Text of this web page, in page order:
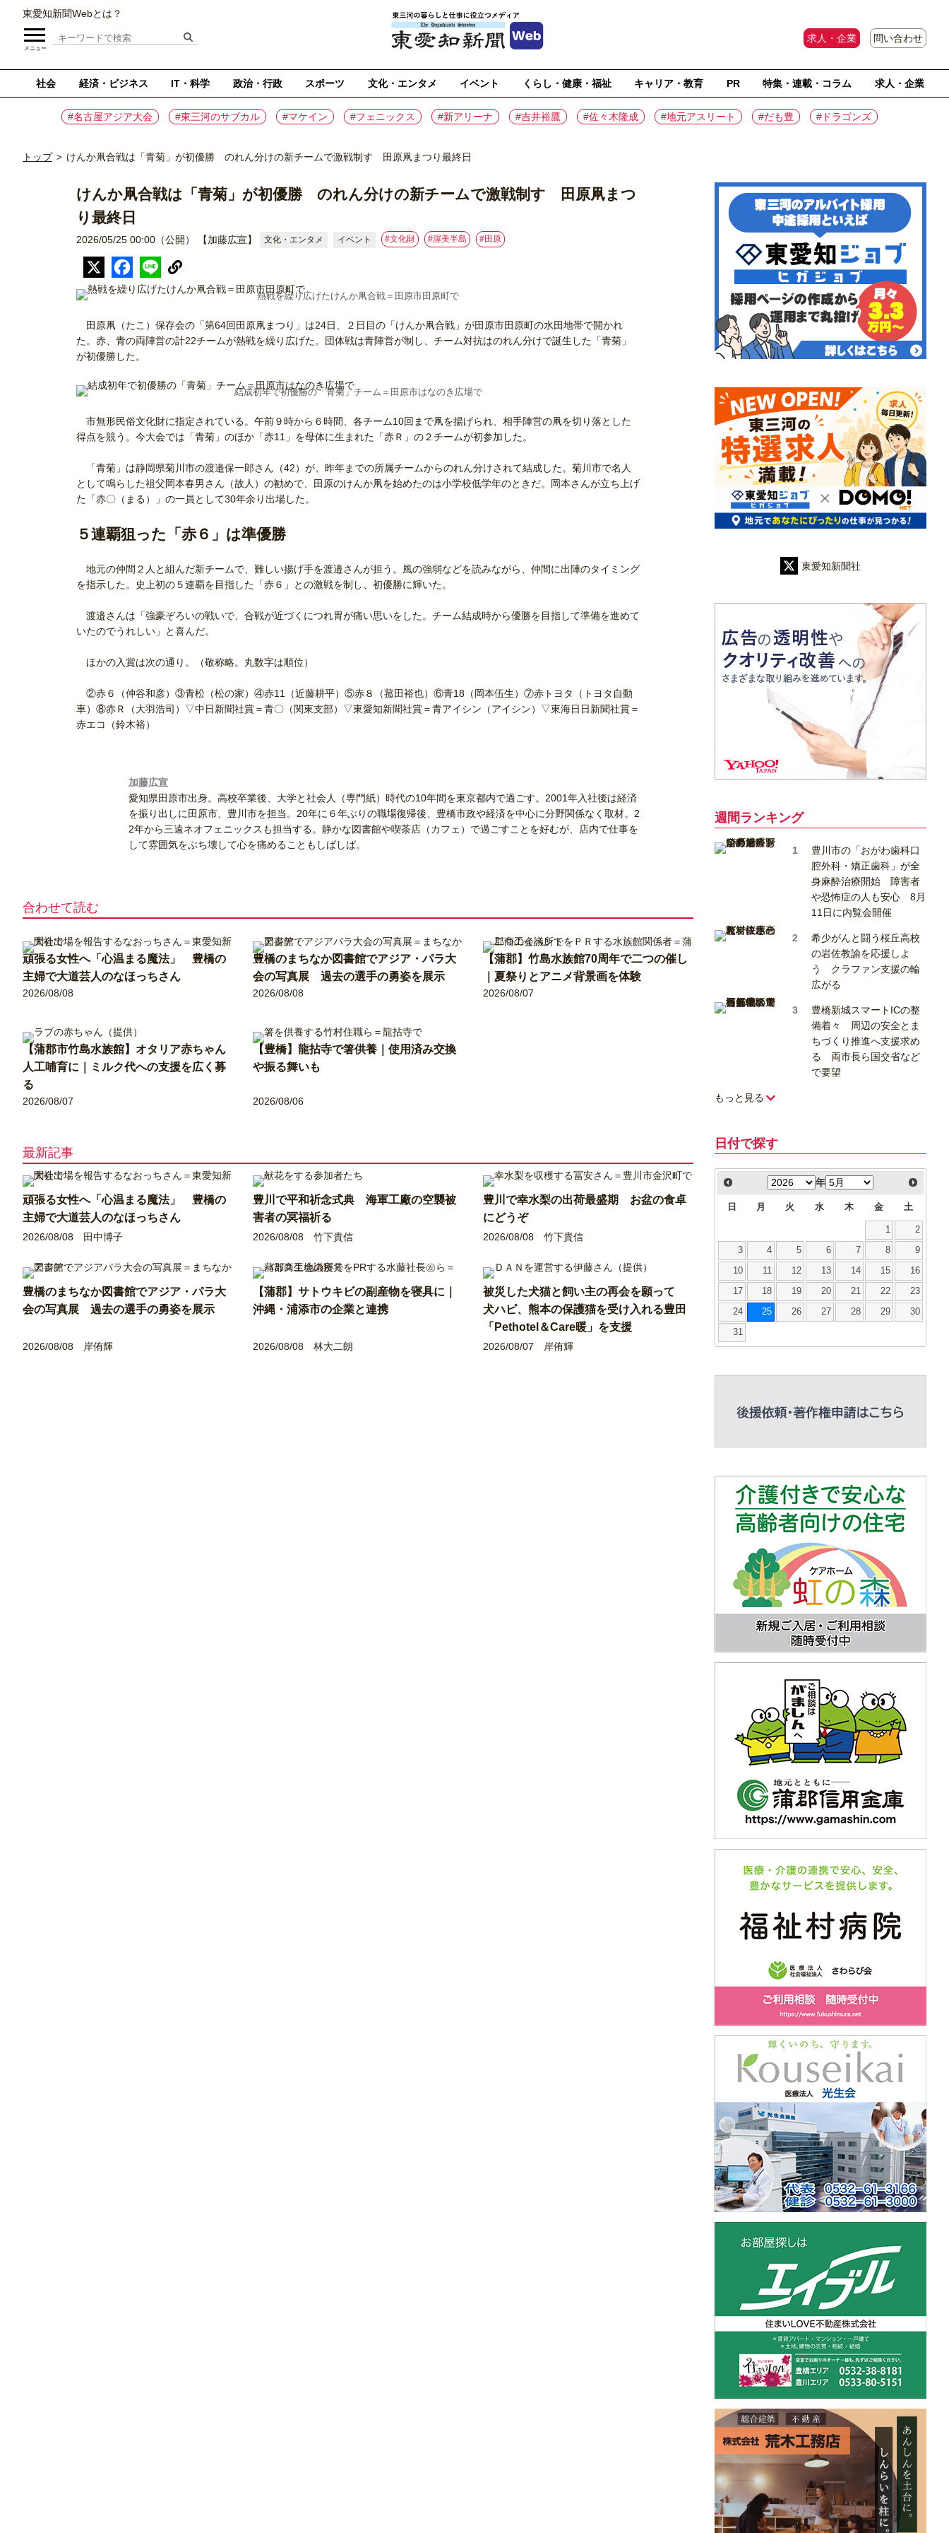
東愛知新聞Webとは？
求人・企業 問い合わせ
社会 経済・ビジネス IT・科学 政治・行政 スポーツ 文化・エンタメ イベント くらし・健康・福祉 キャリア・教育 PR 特集・連載・コラム 求人・企業
#名古屋アジア大会 #東三河のサブカル #マケイン #フェニックス #新アリーナ #吉井裕鷹 #佐々木隆成 #地元アスリート #だも豊 #ドラゴンズ
メニュー
トップ > けんか凧合戦は「青菊」が初優勝 のれん分けの新チームで激戦制す 田原凧まつり最終日
けんか凧合戦は「青菊」が初優勝 のれん分けの新チームで激戦制す 田原凧まつ
り最終日
2026/05/25 00:00（公開） 【加藤広宣】 文化・エンタメ イベント #文化財 #渥美半島 #⽥原
熱戦を繰り広げたけんか凧合戦＝田原市田原町で
田原凧（たこ）保存会の「第64回田原凧まつり」は24日、２日目の「けんか凧合戦」が田原市田原町の水田地帯で開かれ
た。赤、青の両陣営の計22チームが熱戦を繰り広げた。団体戦は青陣営が制し、チーム対抗はのれん分けで誕生した「青菊」
が初優勝した。
結成初年で初優勝の「青菊」チーム＝田原市はなのき広場で
市無形民俗文化財に指定されている。午前９時から６時間、各チーム10回まで凧を揚げられ、相手陣営の凧を切り落とした
得点を競う。今大会では「青菊」のほか「赤11」を母体に生まれた「赤Ｒ」の２チームが初参加した。
「青菊」は静岡県菊川市の渡邉保一郎さん（42）が、昨年までの所属チームからのれん分けされて結成した。菊川市で名人
として鳴らした祖父岡本春男さん（故人）の勧めで、田原のけんか凧を始めたのは小学校低学年のときだ。岡本さんが立ち上げ
た「赤〇（まる）」の一員として30年余り出場した。
５連覇狙った「赤６」は準優勝
地元の仲間２人と組んだ新チームで、難しい揚げ手を渡邉さんが担う。風の強弱などを読みながら、仲間に出陣のタイミング
を指示した。史上初の５連覇を目指した「赤６」との激戦を制し、初優勝に輝いた。
渡邉さんは「強豪ぞろいの戦いで、合戦が近づくにつれ胃が痛い思いをした。チーム結成時から優勝を目指して準備を進めて
いたのでうれしい」と喜んだ。
ほかの入賞は次の通り。（敬称略。丸数字は順位）
②赤６（仲谷和彦）③青松（松の家）④赤11（近藤耕平）⑤赤８（菰田裕也）⑥青18（岡本伍生）⑦赤トヨタ（トヨタ自動
車）⑧赤Ｒ（大羽浩司）▽中日新聞社賞＝青〇（関東支部）▽東愛知新聞社賞＝青アイシン（アイシン）▽東海日日新聞社賞＝
赤エコ（鈴木裕）
加藤広宣
愛知県田原市出身。高校卒業後、大学と社会人（専門紙）時代の10年間を東京都内で過ごす。2001年入社後は経済
を振り出しに田原市、豊川市を担当。20年に６年ぶりの職場復帰後、豊橋市政や経済を中心に分野関係なく取材。2
2年から三遠ネオフェニックスも担当する。静かな図書館や喫茶店（カフェ）で過ごすことを好むが、店内で仕事を
して雰囲気をぶち壊して心を痛めることもしばしば。
合わせて読む
頑張る女性へ「心温まる魔法」 豊橋の
主婦で大道芸人のなほっちさん
2026/08/08
豊橋のまちなか図書館でアジア・パラ大
会の写真展 過去の選手の勇姿を展示
2026/08/08
【蒲郡】竹島水族館70周年で二つの催し
｜夏祭りとアニメ背景画を体験
2026/08/07
【蒲郡市竹島水族館】オタリア赤ちゃん
人工哺育に｜ミルク代への支援を広く募
る
2026/08/07
【豊橋】龍拈寺で箸供養｜使用済み交換
や振る舞いも
2026/08/06
最新記事
頑張る女性へ「心温まる魔法」 豊橋の
主婦で大道芸人のなほっちさん
2026/08/08 田中博子
豊川で平和祈念式典 海軍工廠の空襲被
害者の冥福祈る
2026/08/08 竹下貴信
豊川で幸水梨の出荷最盛期 お盆の食卓
にどうぞ
2026/08/08 竹下貴信
豊橋のまちなか図書館でアジア・パラ大
会の写真展 過去の選手の勇姿を展示
2026/08/08 岸侑輝
【蒲郡】サトウキビの副産物を寝具に｜
沖縄・浦添市の企業と連携
2026/08/08 林大二朗
被災した犬猫と飼い主の再会を願って
犬ハピ、熊本の保護猫を受け入れる豊田
「Pethotel＆Care暖」を支援
2026/08/07 岸侑輝
東愛知新聞社
週間ランキング
豊川市の「おがわ歯科口
腔外科・矯正歯科」が全
身麻酔治療開始 障害者
や恐怖症の人も安心 8月
11日に内覧会開催
希少がんと闘う桜丘高校
の岩佐教諭を応援しよ
う クラファン支援の輪
広がる
豊橋新城スマートICの整
備着々 周辺の安全とま
ちづくり推進へ支援求め
る 両市長ら国交省など
で要望
もっと見る
日付で探す
年
日 月 火 水 木 金 土
1 2
3 4 5 6 7 8 9
10 11 12 13 14 15 16
17 18 19 20 21 22 23
24 25 26 27 28 29 30
31